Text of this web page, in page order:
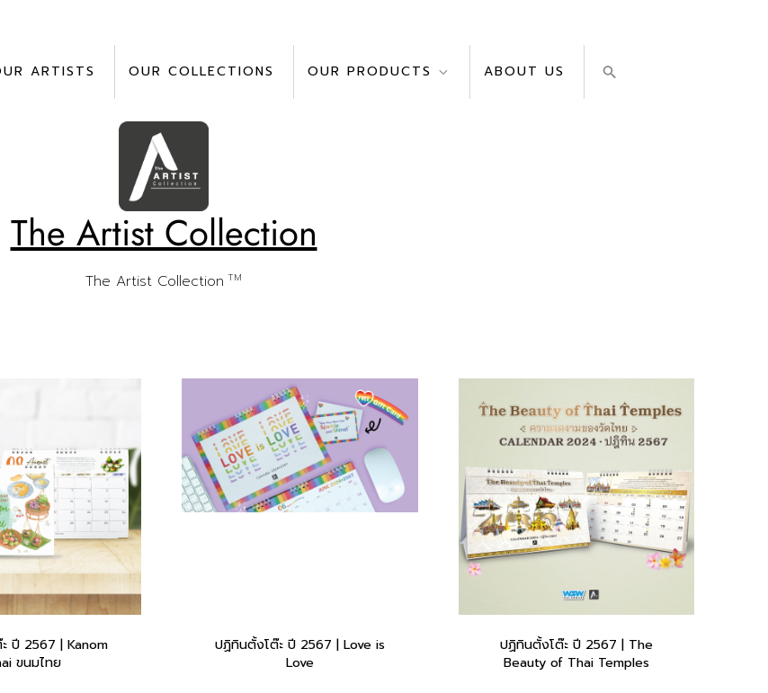
ARTISTS OUR COLLECTIONS OUR PRODUCTS ABOUT US
The Artist Collection
The Artist Collection TM
ปี 2567 | Kanom
ขนมไทย
ปฏิทินตั้งโต๊ะ ปี 2567 | Love is
Love
ปฏิทินตั้งโต๊ะ ปี 2567 | The
Beauty of Thai Temples